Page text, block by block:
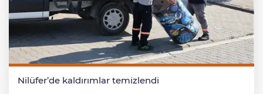
Nilüfer’de kaldırımlar temizlendi